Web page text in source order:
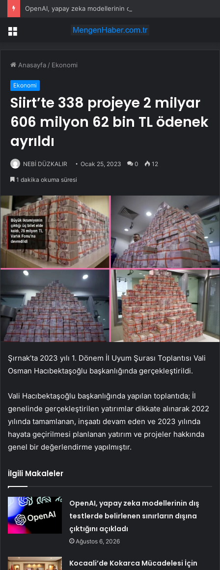
Menü
Anasayfa / Ekonomi
Ekonomi
Siirt’te 338 projeye 2 milyar
606 milyon 62 bin TL ödenek
ayrıldı
NEBİ DÜZKALIR Ocak 25, 2023 0 12
1 dakika okuma süresi
Şırnak’ta 2023 yılı 1. Dönem İl Uyum Şurası Toplantısı Vali
Osman Hacıbektaşoğlu başkanlığında gerçekleştirildi.
Vali Hacıbektaşoğlu başkanlığında yapılan toplantıda; İl
genelinde gerçekleştirilen yatırımlar dikkate alınarak 2022
yılında tamamlanan, inşaatı devam eden ve 2023 yılında
hayata geçirilmesi planlanan yatırım ve projeler hakkında
genel bir değerlendirme yapılmıştır.
İlgili Makaleler
OpenAI, yapay zeka modellerinin dış
testlerde belirlenen sınırların dışına
çıktığını açıkladı
Ağustos 6, 2026
Kocaali’de Kokarca Mücadelesi İçin